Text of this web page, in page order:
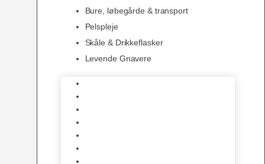
Bure, løbegårde & transport
Pelspleje
Skåle & Drikkeflasker
Levende Gnavere